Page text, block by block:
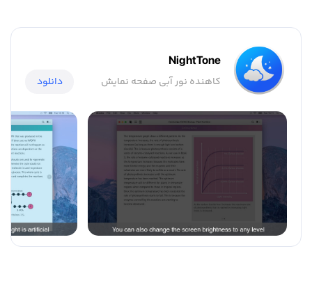
NightTone
کاهنده نور آبی صفحه نمایش دانلود